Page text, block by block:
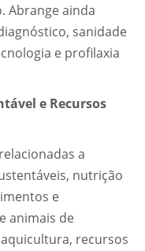
Abrange ainda
sanidade
e profilaxia
e Recursos
a
nutrição
e
animais de
recursos